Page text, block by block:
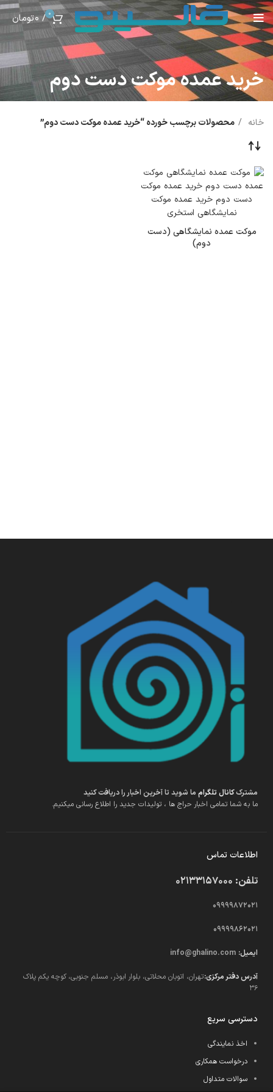
0
/
0تومان
خرید عمده موکت دست دوم
خانه محصولات برچسب خورده “خرید عمده موکت دست دوم”
موکت عمده نمایشگاهی (دست
دوم)
مشترککانال تلگرام ما شوید تا آخرین اخبار را دریافت کنید
ما به شما تمامی اخبار حراج ها ، تولیدات جدید را اطلاع رسانی میکنیم.
اطلاعات تماس
تلفن: 02133157000
09999872021
09999862021
ایمیل: info@ghalino.com
آدرس دفتر مرکزی:تهران، اتوبان محلاتی، بلوار ابوذر، مسلم جنوبی، کوچه یکم پلاک
36
دسترسی سریع
اخذ نمایندگی
درخواست همکاری
سوالات متداول